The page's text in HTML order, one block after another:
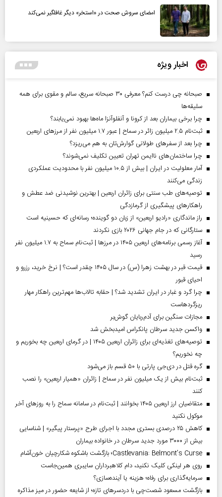
امضای سروش صحت در «استخر» دیگر غافلگیر نمی‌کند
اخبار ویژه
صبحانه چی درست کنم؟ معرفی ۳۰ صبحانه سریع، سالم و مقوی برای همه
سلیقه‌ها
چرا برخی بیماران بعد از کرونا و آنفلوآنزا ماه‌ها بهبود نمی‌یابند؟
ثبت‌نام ۲.۵ میلیون زائر در سماح | عبور ۱.۷ میلیون نفر از مرز‌های اربعین
چرا بعد از سفرهای طولانی گوارش‌تان به هم می‌ریزد؟
چرا ساختمان‌های ناایمن تهران تعیین تکلیف نمی‌شوند؟
آمار معلولیت در ایران | بیش از ۱۰.۵ میلیون نفر با محدودیت عملکردی
زندگی می‌کنند
توصیه‌های طب سنتی برای زائران اربعین | بهترین نوشیدنی ضد عطش و
راهکارهای پیشگیری از گرمازدگی
راز ماندگاری «رادیو اربعین» از زبان دو گوینده؛ رسانه‌ای که حسینیه است
ستارگانی که در جام جهانی ۲۰۲۶ بازی نکردند
آغاز رسمی برنامه‌های اربعین ۱۴۰۵ در مرز‌ها | ثبت‌نام سماح به ۱.۷ میلیون نفر
رسید
قیمت قبر در بهشت زهرا (س) در سال ۱۴۰۵ چقدر است؟ | نرخ خرید، رزرو و
احیای قبور
چرا گرد و غبار در ایران تشدید شد؟ | حقابه تالاب‌ها مهم‌ترین راهکار مهار
ریزگردهاست
مجازات سنگین برای آدم‌ربایان گوش‌بر
واکسن جدید سرطان پانکراس امیدبخش شد
توصیه‌های تغذیه‌ای برای زائران اربعین ۱۴۰۵ | در گرمای اربعین چه بخوریم و
چه نخوریم؟
گره قتل در دی‌جی پارتی با ۵۰ قسم باز می‌شود
ثبت‌نام بیش از یک میلیون نفر در سماح | زائران «همیار اربعین» را نصب
کنند
متقاضیان ارز اربعین ۱۴۰۵ بخوانند | ثبت‌نام در سامانه سماح را به روز‌های آخر
موکول نکنید
کاهش ۲۵ درصدی بستری مجدد با اجرای طرح «پرستار پیگیر» | شناسایی
بیش از ۳۰۰۰ مورد جدید سرطان در خانواده بیماران
Castlevania: Belmont’s Curse؛ بازگشت باشکوه شکارچیان خون‌آشام
روی هر لینکی کلیک نکنید، دام کلاهبرداران سایبری همین‌جاست
سرمایه‌گذاری برای رفاه؛ هزینه یا آینده‌سازی؟
بازگشت مسعود شصت‌چی با دردسر‌های تازه؛ از شایعه حضور در میز مذاکره